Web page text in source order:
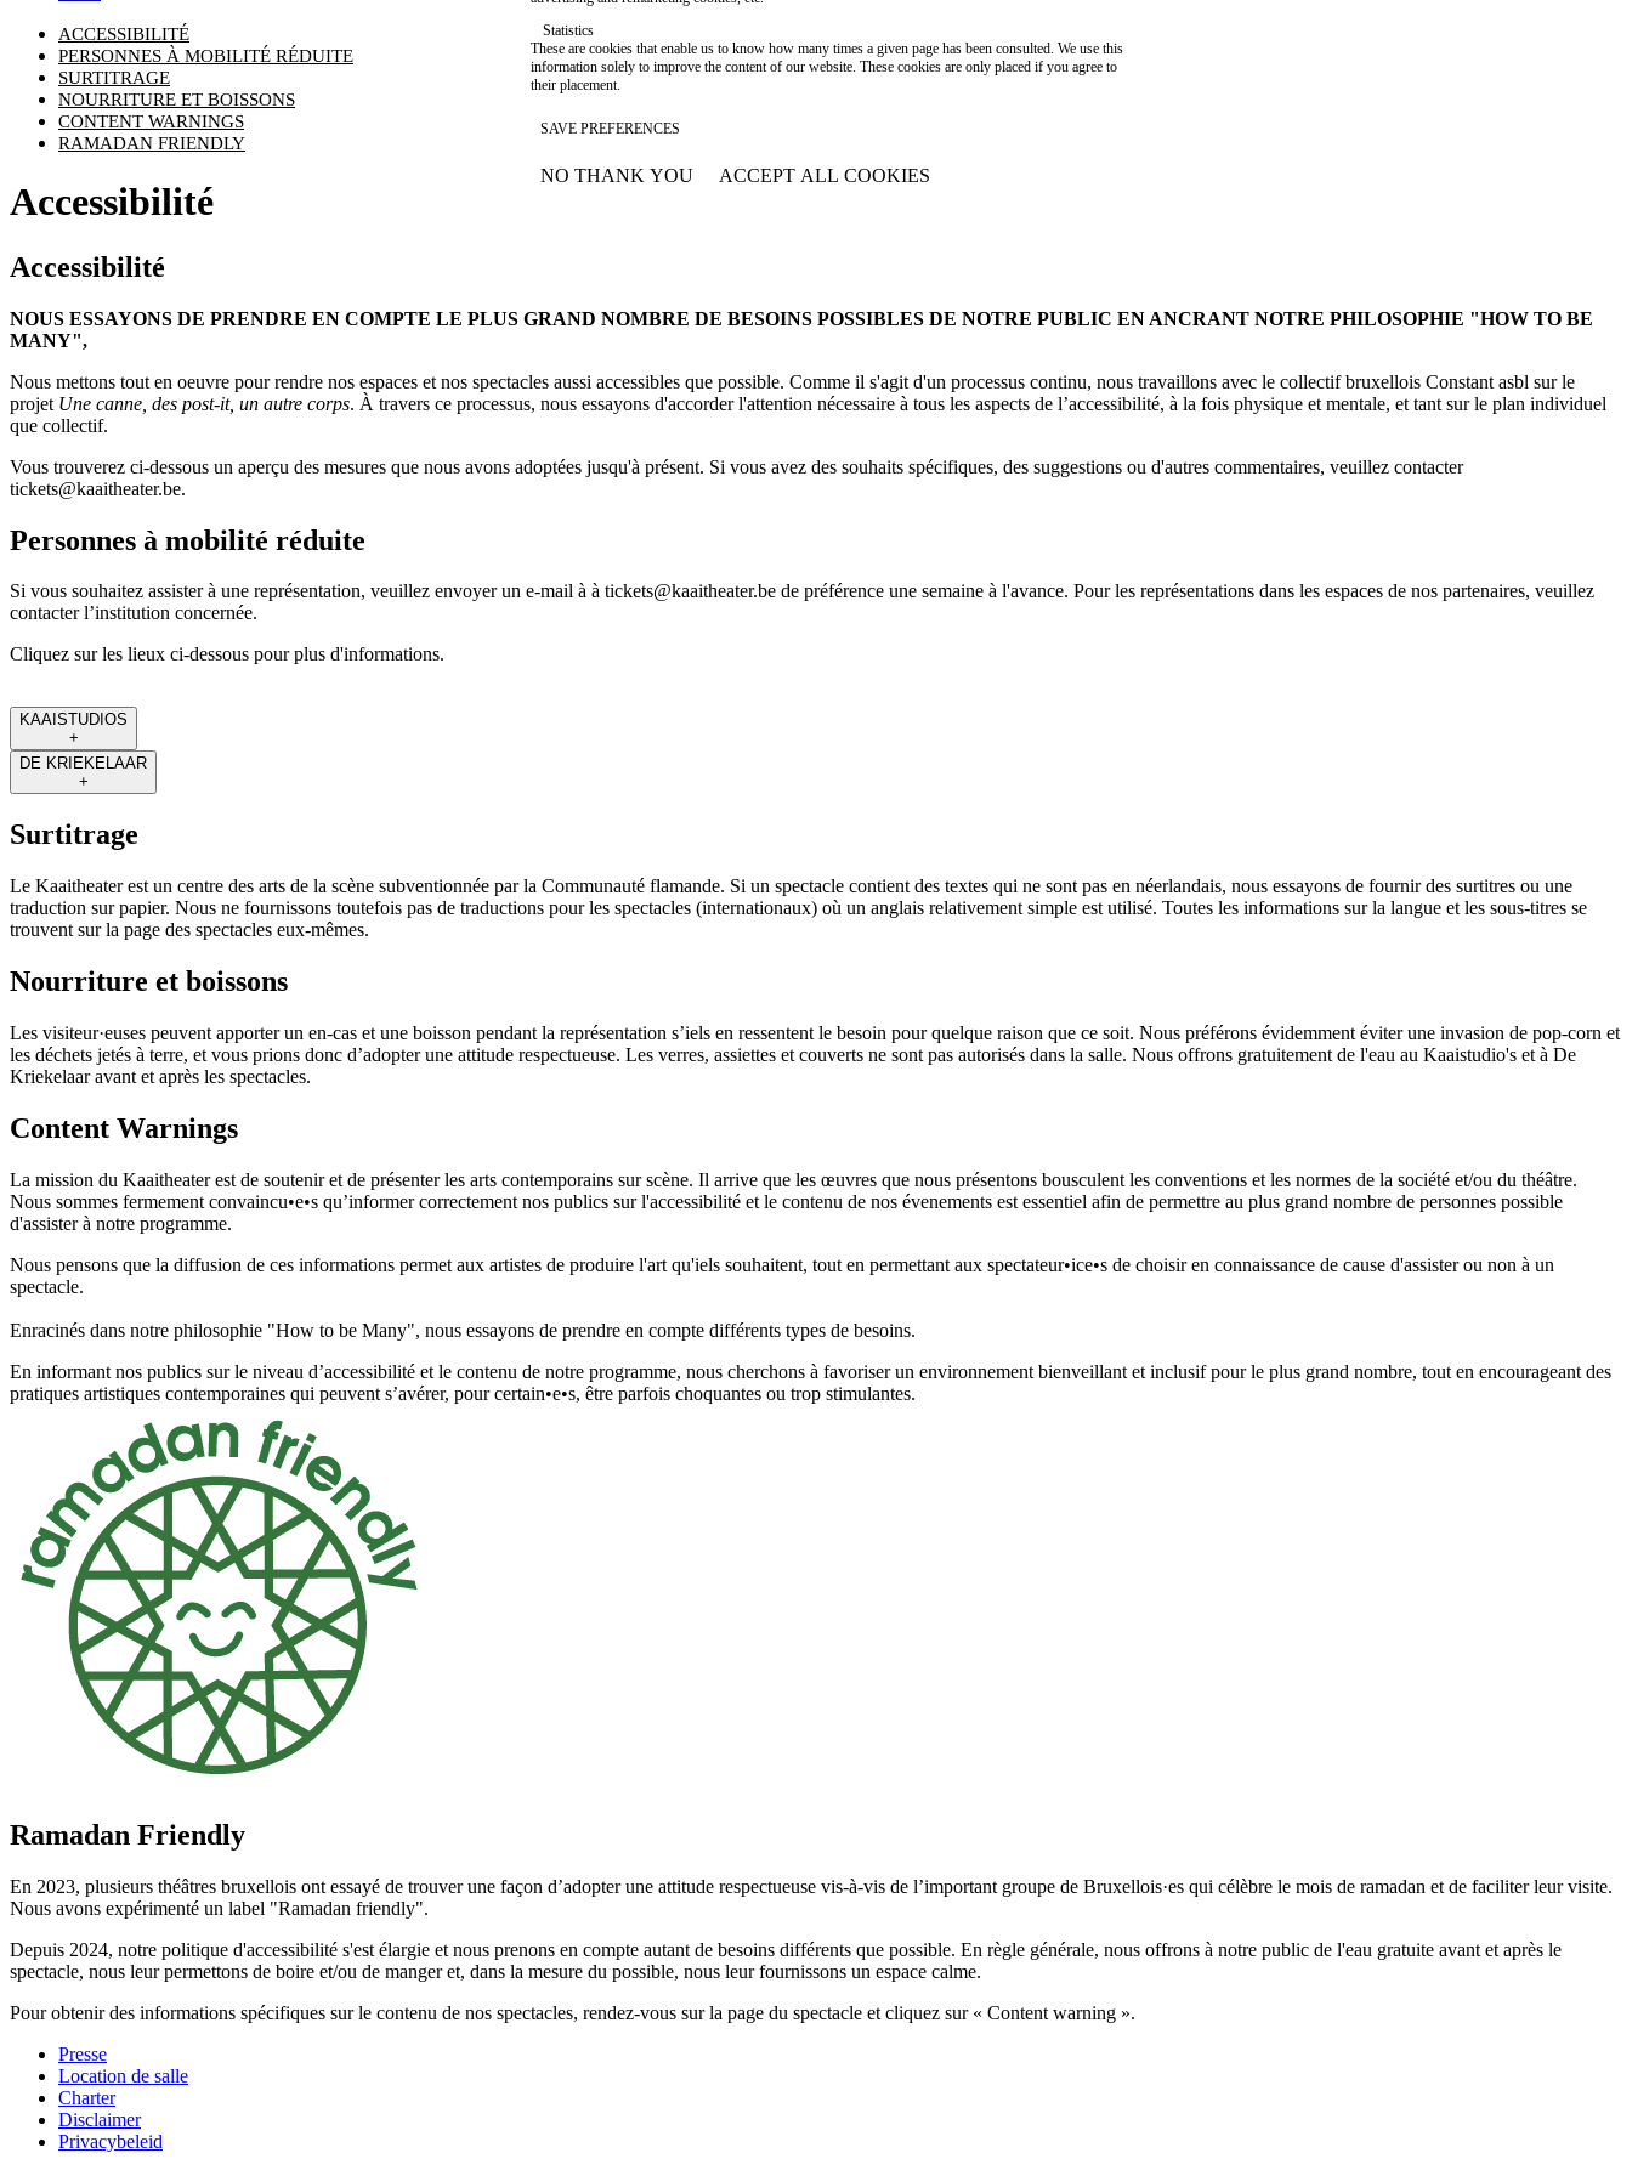
ACCESSIBILITÉ
PERSONNES À MOBILITÉ RÉDUITE
SURTITRAGE
NOURRITURE ET BOISSONS
CONTENT WARNINGS
RAMADAN FRIENDLY
Accessibilité
Accessibilité
NOUS ESSAYONS DE PRENDRE EN COMPTE LE PLUS GRAND NOMBRE DE BESOINS POSSIBLES DE NOTRE PUBLIC EN ANCRANT NOTRE PHILOSOPHIE "HOW TO BE
MANY",
Nous mettons tout en oeuvre pour rendre nos espaces et nos spectacles aussi accessibles que possible. Comme il s'agit d'un processus continu, nous travaillons avec le collectif bruxellois Constant asbl sur le
projet Une canne, des post-it, un autre corps. À travers ce processus, nous essayons d'accorder l'attention nécessaire à tous les aspects de l’accessibilité, à la fois physique et mentale, et tant sur le plan individuel
que collectif.
Vous trouverez ci-dessous un aperçu des mesures que nous avons adoptées jusqu'à présent. Si vous avez des souhaits spécifiques, des suggestions ou d'autres commentaires, veuillez contacter
tickets@kaaitheater.be.
Personnes à mobilité réduite
Si vous souhaitez assister à une représentation, veuillez envoyer un e-mail à à tickets@kaaitheater.be de préférence une semaine à l'avance. Pour les représentations dans les espaces de nos partenaires, veuillez
contacter l’institution concernée.
Cliquez sur les lieux ci-dessous pour plus d'informations.
KAAISTUDIOS
+
DE KRIEKELAAR
+
Surtitrage
Le Kaaitheater est un centre des arts de la scène subventionnée par la Communauté flamande. Si un spectacle contient des textes qui ne sont pas en néerlandais, nous essayons de fournir des surtitres ou une
traduction sur papier. Nous ne fournissons toutefois pas de traductions pour les spectacles (internationaux) où un anglais relativement simple est utilisé. Toutes les informations sur la langue et les sous-titres se
trouvent sur la page des spectacles eux-mêmes.
Nourriture et boissons
Les visiteur·euses peuvent apporter un en-cas et une boisson pendant la représentation s’iels en ressentent le besoin pour quelque raison que ce soit. Nous préférons évidemment éviter une invasion de pop-corn et
les déchets jetés à terre, et vous prions donc d’adopter une attitude respectueuse. Les verres, assiettes et couverts ne sont pas autorisés dans la salle. Nous offrons gratuitement de l'eau au Kaaistudio's et à De
Kriekelaar avant et après les spectacles.
Content Warnings
La mission du Kaaitheater est de soutenir et de présenter les arts contemporains sur scène. Il arrive que les œuvres que nous présentons bousculent les conventions et les normes de la société et/ou du théâtre.
Nous sommes fermement convaincu•e•s qu’informer correctement nos publics sur l'accessibilité et le contenu de nos évenements est essentiel afin de permettre au plus grand nombre de personnes possible
d'assister à notre programme.
Nous pensons que la diffusion de ces informations permet aux artistes de produire l'art qu'iels souhaitent, tout en permettant aux spectateur•ice•s de choisir en connaissance de cause d'assister ou non à un
spectacle.
Enracinés dans notre philosophie "How to be Many", nous essayons de prendre en compte différents types de besoins.
En informant nos publics sur le niveau d’accessibilité et le contenu de notre programme, nous cherchons à favoriser un environnement bienveillant et inclusif pour le plus grand nombre, tout en encourageant des
pratiques artistiques contemporaines qui peuvent s’avérer, pour certain•e•s, être parfois choquantes ou trop stimulantes.
Ramadan Friendly
En 2023, plusieurs théâtres bruxellois ont essayé de trouver une façon d’adopter une attitude respectueuse vis-à-vis de l’important groupe de Bruxellois·es qui célèbre le mois de ramadan et de faciliter leur visite.
Nous avons expérimenté un label "Ramadan friendly".
Depuis 2024, notre politique d'accessibilité s'est élargie et nous prenons en compte autant de besoins différents que possible. En règle générale, nous offrons à notre public de l'eau gratuite avant et après le
spectacle, nous leur permettons de boire et/ou de manger et, dans la mesure du possible, nous leur fournissons un espace calme.
Pour obtenir des informations spécifiques sur le contenu de nos spectacles, rendez-vous sur la page du spectacle et cliquez sur « Content warning ».
Footer
Presse
Location de salle
Charter
Disclaimer
Privacybeleid
Statistics
These are cookies that enable us to know how many times a given page has been consulted. We use this
information solely to improve the content of our website. These cookies are only placed if you agree to
their placement.
SAVE PREFERENCES
NO THANK YOU ACCEPT ALL COOKIES
WITHDRAW CONSENT